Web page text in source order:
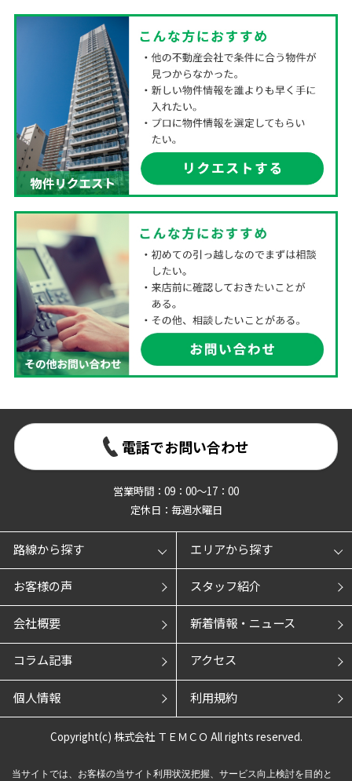
電話でお問い合わせ
営業時間：09：00～17：00
定休日：毎週水曜日
路線から探す エリアから探す
お客様の声 スタッフ紹介
会社概要 新着情報・ニュース
コラム記事 アクセス
個人情報 利用規約
Copyright(c) 株式会社 ＴＥＭＣＯ All rights reserved.
当サイトでは、お客様の当サイト利用状況把握、サービス向上検討を目的と